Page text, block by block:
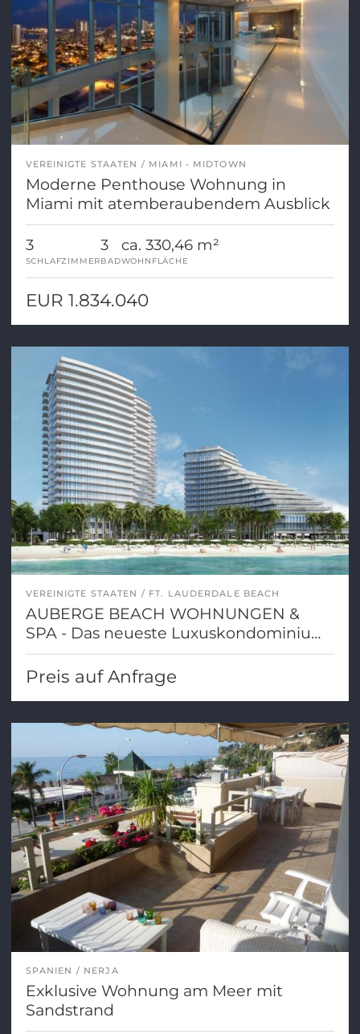
VEREINIGTE STAATEN MIAMI - MIDTOWN
Moderne Penthouse Wohnung in
Miami mit atemberaubendem Ausblick
3
SCHLAFZIMMER
3
BAD
ca. 330,46 m²
WOHNFLÄCHE
EUR 1.834.040
VEREINIGTE STAATEN FT. LAUDERDALE BEACH
AUBERGE BEACH WOHNUNGEN &
SPA - Das neueste Luxuskondominium,
direkt am Meer und am Strand von Fort
Lauderdale gelegen
Preis auf Anfrage
SPANIEN NERJA
Exklusive Wohnung am Meer mit
Sandstrand